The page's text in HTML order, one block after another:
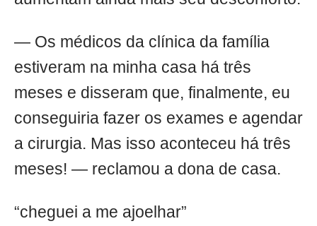
— Os médicos da clínica da família
estiveram na minha casa há três
meses e disseram que, finalmente, eu
conseguiria fazer os exames e agendar
a cirurgia. Mas isso aconteceu há três
meses! — reclamou a dona de casa.
“cheguei a me ajoelhar”